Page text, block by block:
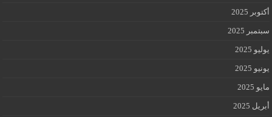
أكتوبر 2025
سبتمبر 2025
يوليو 2025
يونيو 2025
مايو 2025
أبريل 2025